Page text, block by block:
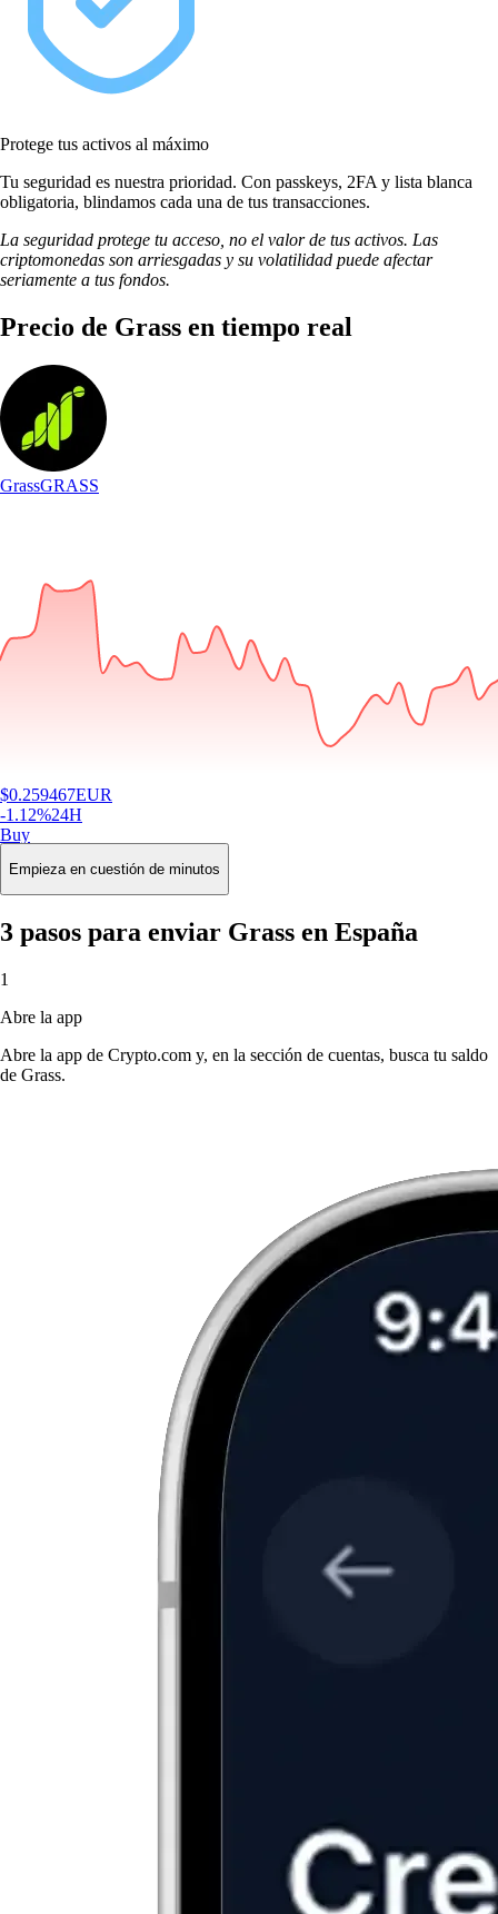
Protege tus activos al máximo
Tu seguridad es nuestra prioridad. Con passkeys, 2FA y lista blanca
obligatoria, blindamos cada una de tus transacciones.
La seguridad protege tu acceso, no el valor de tus activos. Las
criptomonedas son arriesgadas y su volatilidad puede afectar
seriamente a tus fondos.
Precio de Grass en tiempo real
GrassGRASS
$0.259467EUR
-1.12%24H
Buy
Empieza en cuestión de minutos
3 pasos para enviar Grass en España
1
Abre la app
Abre la app de Crypto.com y, en la sección de cuentas, busca tu saldo
de Grass.